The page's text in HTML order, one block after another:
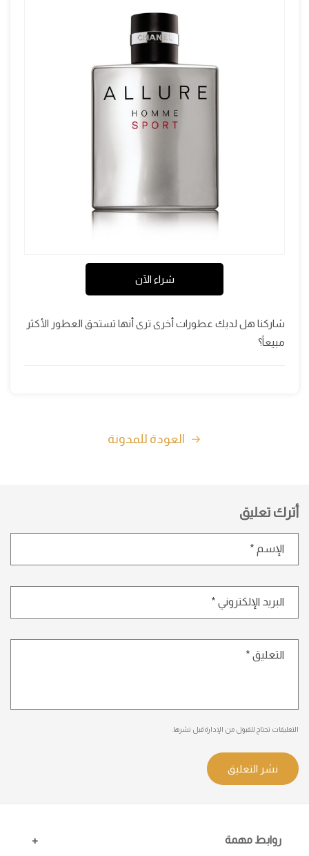
شراء الآن
شاركنا هل لديك عطورات أخرى ترى أنها تستحق العطور الأكثر
مبيعاً؟
العودة للمدونة
أترك تعليق
الإسم *
البريد الإلكتروني *
التعليق *
التعليقات تحتاج للقبول من الإدارة قبل نشرها.
روابط مهمة